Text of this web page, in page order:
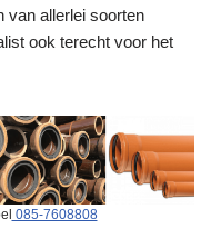
van allerlei soorten
ook terecht voor het
085-7608808